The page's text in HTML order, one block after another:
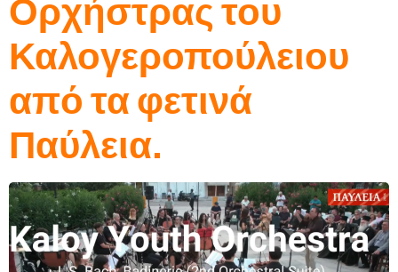
Ορχήστρας του
Καλογεροπούλειου
από τα φετινά
Παύλεια.